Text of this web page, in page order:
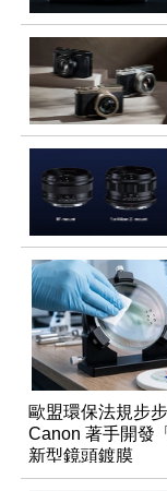
歐盟環保法規步步
Canon 著手開發
新型鏡頭鍍膜